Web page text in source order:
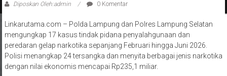
mengungkap 17 kasus tindak pidana penyalahgunaan dan
peredaran gelap narkotika sepanjang Februari hingga Juni 2026.
Polisi menangkap 24 tersangka dan menyita berbagai jenis narkotika
dengan nilai ekonomis mencapai Rp235,1 miliar.